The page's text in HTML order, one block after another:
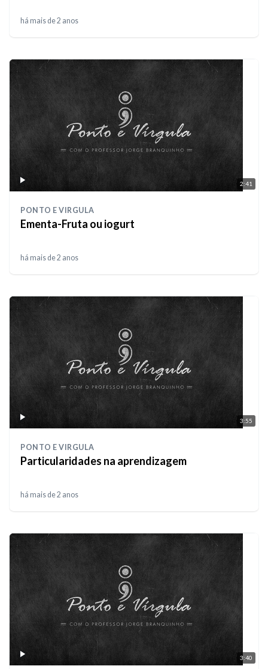
há mais de 2 anos
2:41
PONTO E VIRGULA
Ementa-Fruta ou iogurt
há mais de 2 anos
3:55
PONTO E VIRGULA
Particularidades na aprendizagem
há mais de 2 anos
3:40